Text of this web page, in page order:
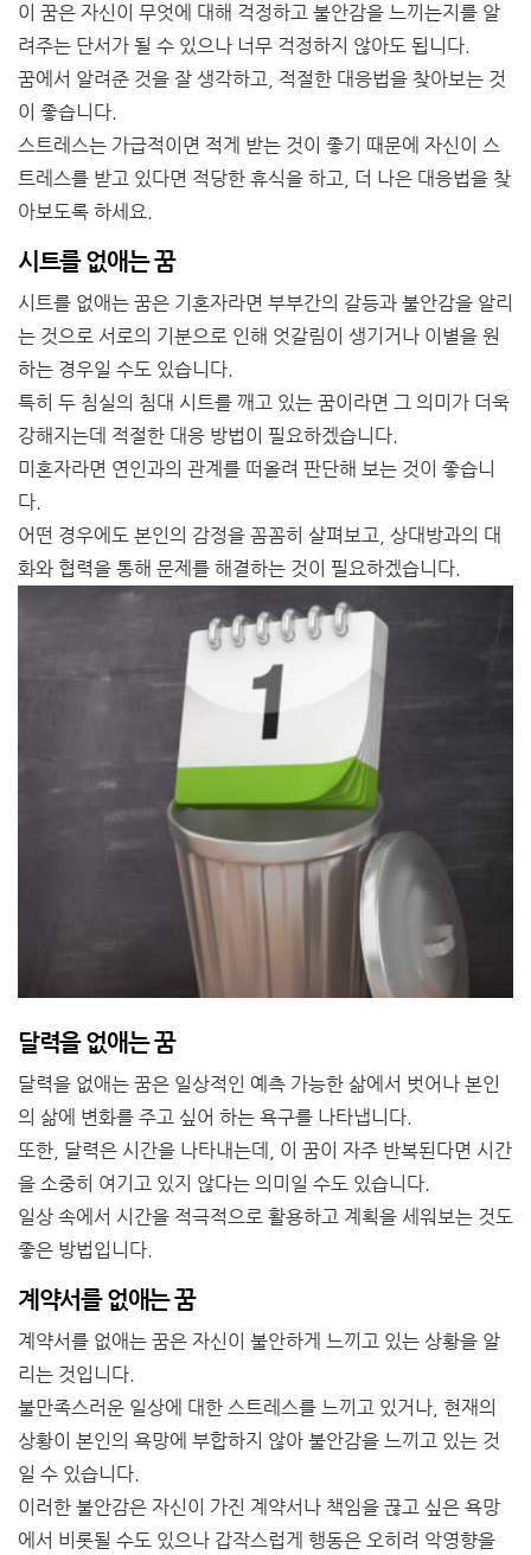
이 꿈은 자신이 무엇에 대해 걱정하고 불안감을 느끼는지를 알
려주는 단서가 될 수 있으나 너무 걱정하지 않아도 됩니다.
꿈에서 알려준 것을 잘 생각하고, 적절한 대응법을 찾아보는 것
이 좋습니다.
스트레스는 가급적이면 적게 받는 것이 좋기 때문에 자신이 스
트레스를 받고 있다면 적당한 휴식을 하고, 더 나은 대응법을 찾
아보도록 하세요.
시트를 없애는 꿈
시트를 없애는 꿈은 기혼자라면 부부간의 갈등과 불안감을 알리
는 것으로 서로의 기분으로 인해 엇갈림이 생기거나 이별을 원
하는 경우일 수도 있습니다.
특히 두 침실의 침대 시트를 깨고 있는 꿈이라면 그 의미가 더욱
강해지는데 적절한 대응 방법이 필요하겠습니다.
미혼자라면 연인과의 관계를 떠올려 판단해 보는 것이 좋습니
다.
어떤 경우에도 본인의 감정을 꼼꼼히 살펴보고, 상대방과의 대
화와 협력을 통해 문제를 해결하는 것이 필요하겠습니다.
달력을 없애는 꿈
달력을 없애는 꿈은 일상적인 예측 가능한 삶에서 벗어나 본인
의 삶에 변화를 주고 싶어 하는 욕구를 나타냅니다.
또한, 달력은 시간을 나타내는데, 이 꿈이 자주 반복된다면 시간
을 소중히 여기고 있지 않다는 의미일 수도 있습니다.
일상 속에서 시간을 적극적으로 활용하고 계획을 세워보는 것도
좋은 방법입니다.
계약서를 없애는 꿈
계약서를 없애는 꿈은 자신이 불안하게 느끼고 있는 상황을 알
리는 것입니다.
불만족스러운 일상에 대한 스트레스를 느끼고 있거나, 현재의
상황이 본인의 욕망에 부합하지 않아 불안감을 느끼고 있는 것
일 수 있습니다.
이러한 불안감은 자신이 가진 계약서나 책임을 끊고 싶은 욕망
에서 비롯될 수도 있으나 갑작스럽게 행동은 오히려 악영향을